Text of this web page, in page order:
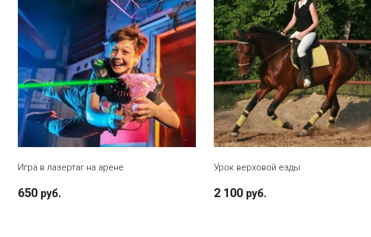
В КОРЗИНУ
Игра в лазертаг на арене
650 руб.
В КОРЗИНУ
Урок верховой езды
2 100 руб.